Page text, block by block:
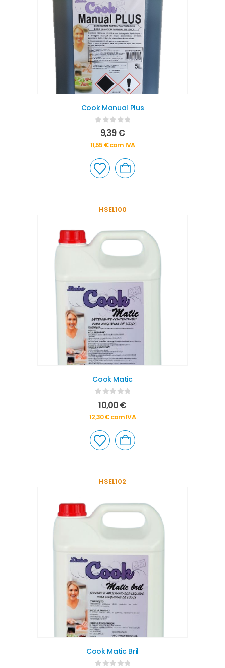
Cook Manual Plus
out of 5
9,39€
11,55 €com IVA
HSEL100
Cook Matic
0out of 5
10,00€
12,30€com IVA
HSEL102
Cook Matic Bril